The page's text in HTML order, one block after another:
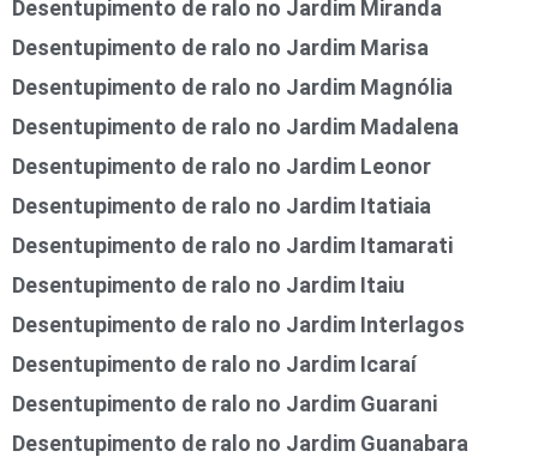
Desentupimento de ralo no Jardim Miranda
Desentupimento de ralo no Jardim Marisa
Desentupimento de ralo no Jardim Magnólia
Desentupimento de ralo no Jardim Madalena
Desentupimento de ralo no Jardim Leonor
Desentupimento de ralo no Jardim Itatiaia
Desentupimento de ralo no Jardim Itamarati
Desentupimento de ralo no Jardim Itaiu
Desentupimento de ralo no Jardim Interlagos
Desentupimento de ralo no Jardim Icaraí
Desentupimento de ralo no Jardim Guarani
Desentupimento de ralo no Jardim Guanabara